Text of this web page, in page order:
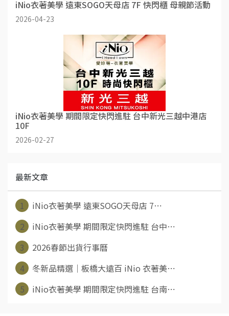
iNio衣著美學 遠東SOGO天母店 7F 快閃櫃 母親節活動
2026-04-23
iNio衣著美學 期間限定快閃進駐 台中新光三越中港店
10F
2026-02-27
最新文章
1
iNio衣著美學 遠東SOGO天母店 7⋯
2
iNio衣著美學 期間限定快閃進駐 台中⋯
3
2026春節出貨行事曆
4
冬新品精選｜板橋大遠百 iNio 衣著美⋯
5
iNio衣著美學 期間限定快閃進駐 台南⋯